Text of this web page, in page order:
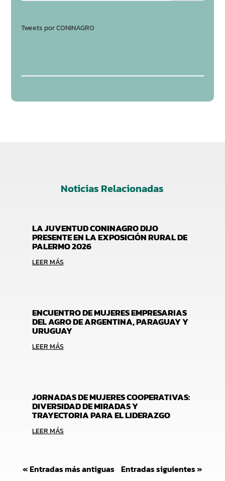
Tweets por CONINAGRO
Noticias Relacionadas
LA JUVENTUD CONINAGRO DIJO
PRESENTE EN LA EXPOSICIÓN RURAL DE
PALERMO 2026
LEER MÁS
ENCUENTRO DE MUJERES EMPRESARIAS
DEL AGRO DE ARGENTINA, PARAGUAY Y
URUGUAY
LEER MÁS
JORNADAS DE MUJERES COOPERATIVAS:
DIVERSIDAD DE MIRADAS Y
TRAYECTORIA PARA EL LIDERAZGO
LEER MÁS
« Entradas más antiguas Entradas siguientes »